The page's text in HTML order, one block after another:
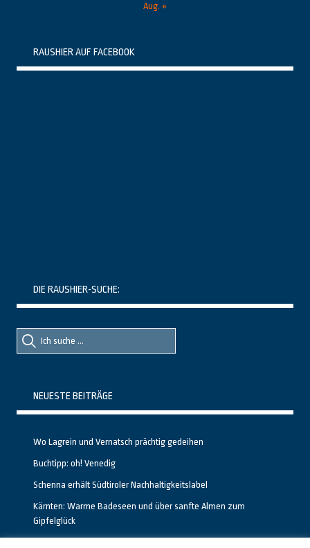
Aug. »
RAUSHIER AUF FACEBOOK
DIE RAUSHIER-SUCHE:
Suche
nach::
Suche
nach:
NEUESTE BEITRÄGE
Wo Lagrein und Vernatsch prächtig gedeihen
Buchtipp: oh! Venedig
Schenna erhält Südtiroler Nachhaltigkeitslabel
Kärnten: Warme Badeseen und über sanfte Almen zum
Gipfelglück